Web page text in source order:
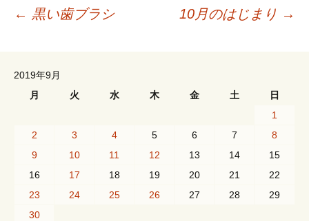
投
稿
ナ
ビ
ゲ
← 黒い歯ブラシ 10月のはじまり →
2019年9月
月
火 水 木 金 土
日
1
2
3 4 5 6 7
8
9
10 11 12 13 14
15
16
17 18 19 20 21
22
23
24 25 26 27 28
29
30